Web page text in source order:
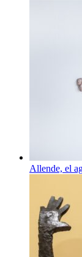
Allende, el